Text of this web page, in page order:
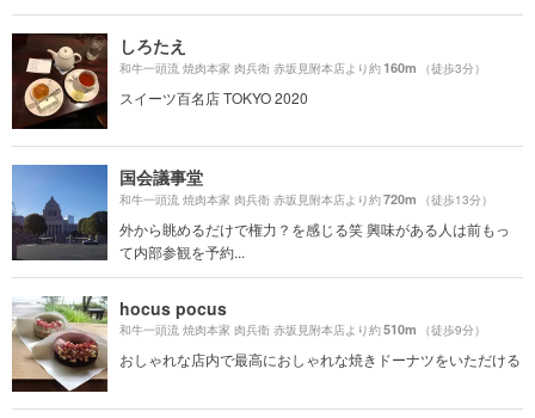
しろたえ
和牛一頭流 焼肉本家 肉兵衛 赤坂見附本店より約160m （徒歩3分）
スイーツ百名店 TOKYO 2020
国会議事堂
和牛一頭流 焼肉本家 肉兵衛 赤坂見附本店より約720m （徒歩13分）
外から眺めるだけで権力？を感じる笑 興味がある人は前もっ
て内部参観を予約...
hocus pocus
和牛一頭流 焼肉本家 肉兵衛 赤坂見附本店より約510m （徒歩9分）
おしゃれな店内で最高におしゃれな焼きドーナツをいただける